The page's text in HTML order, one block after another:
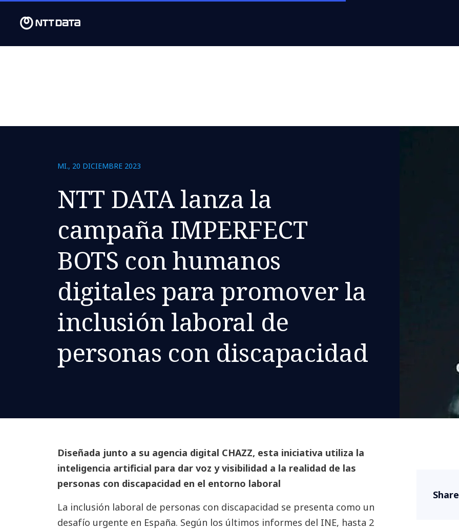
MI., 20 DICIEMBRE 2023
NTT DATA lanza la
campaña IMPERFECT
BOTS con humanos
digitales para promover la
inclusión laboral de
personas con discapacidad
Diseñada junto a su agencia digital CHAZZ, esta iniciativa utiliza la
inteligencia artificial para dar voz y visibilidad a la realidad de las
personas con discapacidad en el entorno laboral
La inclusión laboral de personas con discapacidad se presenta como un
desafío urgente en España. Según los últimos informes del INE, hasta 2